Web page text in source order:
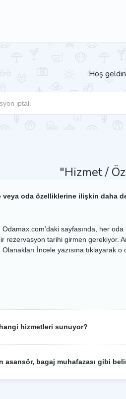
Hoş geldin
"Hizmet /
veya oda özelliklerine ilişkin daha
Odamax.com’daki sayfasında, her
rezervasyon tarihi girmen gerekiyor.
hizmetleri sunuyor?
asansör, bagaj muhafazası gibi